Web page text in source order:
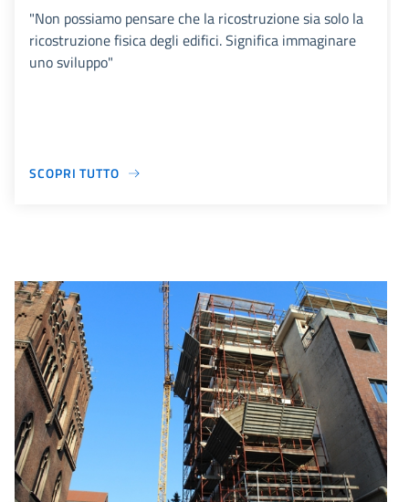
"Non possiamo pensare che la ricostruzione sia solo la
ricostruzione fisica degli edifici. Significa immaginare
uno sviluppo"
SCOPRI TUTTO